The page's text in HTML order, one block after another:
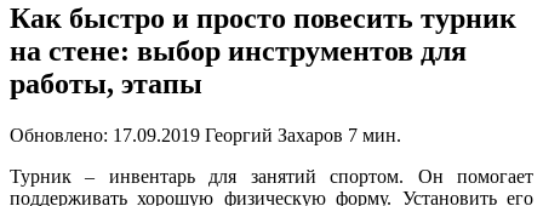
Как быстро и просто повесить турник
на стене: выбор инструментов для
работы, этапы
Обновлено: 17.09.2019 Георгий Захаров 7 мин.
Турник – инвентарь для занятий спортом. Он помогает
поддерживать хорошую физическую форму. Установить его